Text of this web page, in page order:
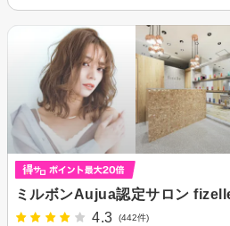
ミルボンAujua認定サロン
4.3
(442件)